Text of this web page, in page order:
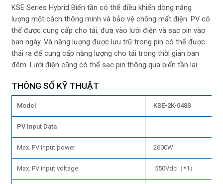
KSE Series Hybrid Biến tần có thể điều khiển dòng năng
lượng một cách thông minh và bảo vệ chống mất điện. PV có
thể được cung cấp cho tải, đưa vào lưới điện và sạc pin vào
ban ngày. Và năng lượng được lưu trữ trong pin có thể được
thải ra để cung cấp năng lượng cho tải trong thời gian ban
đêm. Lưới điện cũng có thể sạc pin thông qua biến tần lai.
THÔNG SỐ KỸ THUẬT
Model KSE-2K-048S
PV Input Data
Max. PV input power 2600W
Max. PV input voltage 550Vdc（*1）